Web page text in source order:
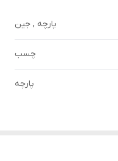
پارچه , جین
چسب
پارچه